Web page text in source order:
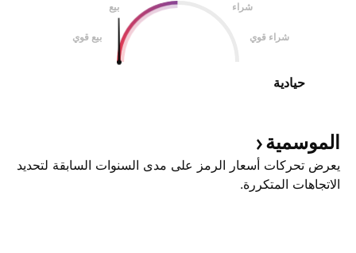
بيع
شراء
بيع قوي شراء قوي
حيادية
الموسمية
يعرض تحركات أسعار الرمز على مدى السنوات السابقة لتحديد
الاتجاهات المتكررة.